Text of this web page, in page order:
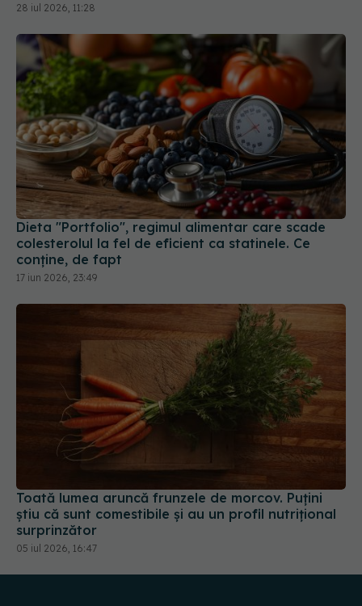
28 iul 2026, 11:28
Dieta "Portfolio", regimul alimentar care scade
colesterolul la fel de eficient ca statinele. Ce
conține, de fapt
17 iun 2026, 23:49
Toată lumea aruncă frunzele de morcov. Puțini
știu că sunt comestibile și au un profil nutrițional
surprinzător
05 iul 2026, 16:47